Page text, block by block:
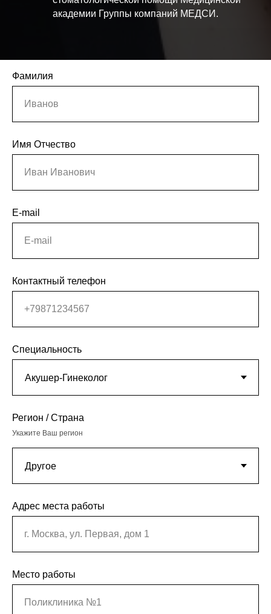
академии Группы компаний МЕДСИ.
Фамилия
Иванов
Имя Отчество
Иван Иванович
E-mail
E-mail
Контактный телефон
+79871234567
Специальность
Регион / Страна
Укажите Ваш регион
Адрес места работы
г. Москва, ул. Первая, дом 1
Место работы
Поликлиника №1